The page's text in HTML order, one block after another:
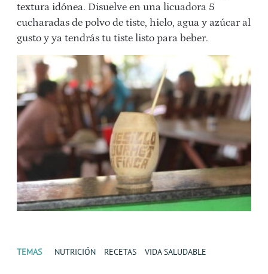
textura idónea. Disuelve en una licuadora 5
cucharadas de polvo de tiste, hielo, agua y azúcar al
gusto y ya tendrás tu tiste listo para beber.
TEMAS NUTRICIÓN RECETAS VIDA SALUDABLE